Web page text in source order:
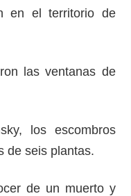
en el territorio de
las ventanas de
los escombros
de seis plantas.
de un muerto y